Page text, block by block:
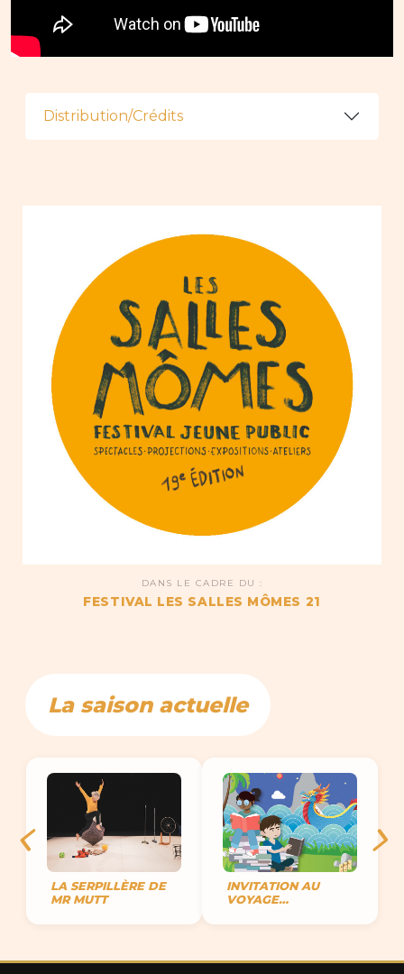
Distribution/Crédits
DANS LE CADRE DU :
FESTIVAL LES SALLES MÔMES 21
La saison actuelle
LA SERPILLÈRE DE
MR MUTT
INVITATION AU
VOYAGE